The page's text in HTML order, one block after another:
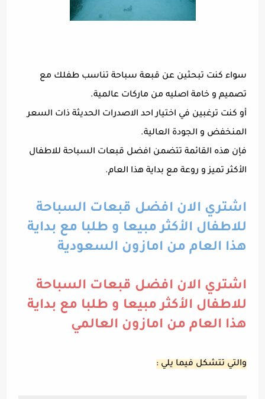
سواء كنت تبحثين عن قبعة سباحة تناسب طفلك مع
تصميم و خامة اصليه من ماركات عالمية.
أو كنت ترغبين في اختيار احد الاصدرات الحديثة ذات السعر
المنخفض و الجودة العالية.
فإن هذه القائمة تتضمن افضل قبعات السباحة للاطفال
الأكثر تميز و روعة مع بداية هذا العام.
اشتري الان افضل قبعات السباحة
للاطفال الأكثر مبيعا و طلبا مع بداية
هذا العام من امازون السعودية
اشتري الان افضل قبعات السباحة
للاطفال الأكثر مبيعا و طلبا مع بداية
هذا العام من امازون العالمي
والتي تتشكل فيما يلي :